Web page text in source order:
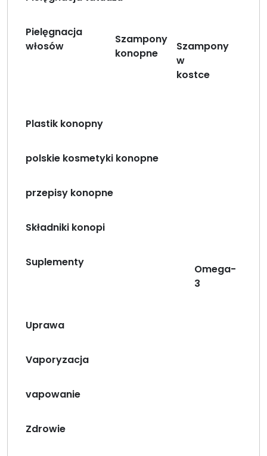
Pielęgnacja
włosów
Szampony
konopne
Szampony
w
kostce
Plastik konopny
polskie kosmetyki konopne
przepisy konopne
Składniki konopi
Suplementy
Omega-
3
Uprawa
Vaporyzacja
vapowanie
Zdrowie